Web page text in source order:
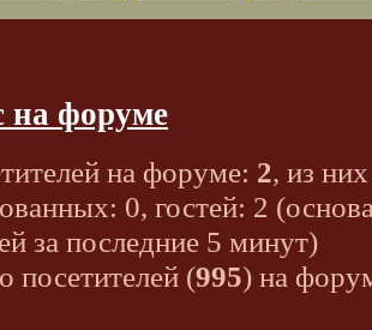
на форуме
на форуме: 2, из них
0, гостей: 2
за последние 5 минут)
посетителей (995) на